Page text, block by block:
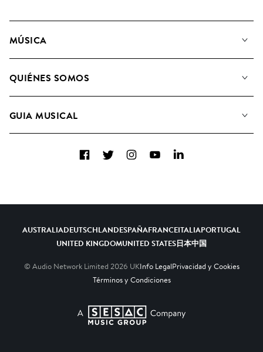
MÚSICA
Buscar
QUIÉNES SOMOS
Candidaturas Nuevos Compositores
GUIA MUSICAL
FacebookTwitterInstagramYouTubeLinkedIn
AUSTRALIADEUTSCHLANDESPAÑAFRANCEITALIAPORTUGAL
UNITED KINGDOMUNITED STATES日本中国
© Audio Network Limited 2026 UKInfo LegalPrivacidad y Cookies
Términos y Condiciones
A SESAC Company